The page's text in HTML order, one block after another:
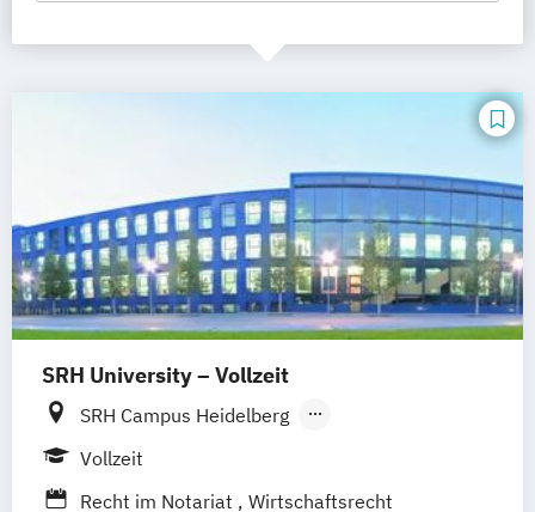
SRH University – Vollzeit
SRH Campus Heidelberg
SRH Campus Berlin
Vollzeit
Recht im Notariat
Wirtschaftsrecht